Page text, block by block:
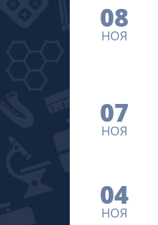
08
НОЯ
07
НОЯ
04
НОЯ